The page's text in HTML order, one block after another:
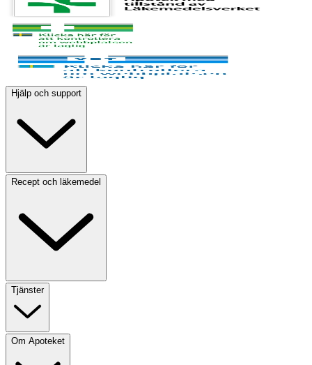
Hjälp och support
Recept och läkemedel
Tjänster
Om Apoteket